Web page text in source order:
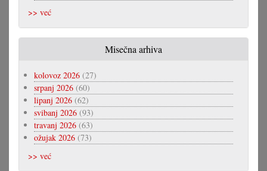
>> već
Misečna arhiva
kolovoz 2026 (27)
srpanj 2026 (60)
lipanj 2026 (62)
svibanj 2026 (93)
travanj 2026 (63)
ožujak 2026 (73)
>> već